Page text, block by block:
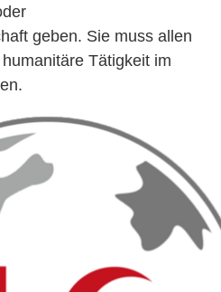
geben. Sie muss allen
Tätigkeit im